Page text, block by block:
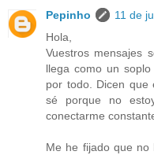
Pepinho
11 de
Hola,
Vuestros mensajes
llega como un
por todo. Dicen que
sé porque no
conectarme
Me he fijado que no